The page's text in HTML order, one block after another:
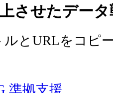
させたデータ
ルとURLをコピ
準拠支援